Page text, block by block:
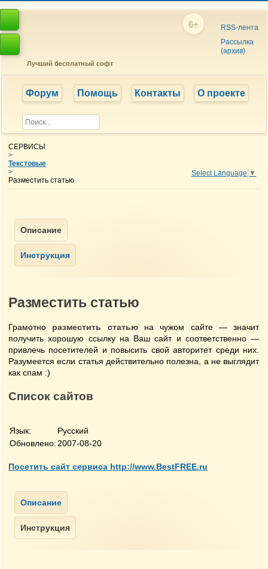
6+
RSS-лента
Рассылка
(архив)
Лучший бесплатный софт
Форум Помощь Контакты О проекте
СЕРВИСЫ
>
Текстовые
>
Разместить статью
Select Language ▼
Разместить статью
Грамотно разместить статьюна чужом сайте — значит
получить хорошую ссылку на Ваш сайт и соответственно —
привлечь посетителей и повысить свой авторитет среди них.
Разумеется если статья действительно полезна, а не выглядит
как спам :)
Список сайтов
Язык:
Русский
Обновлено: 2007-08-20
Посетить сайт сервиса http://www.BestFREE.ru